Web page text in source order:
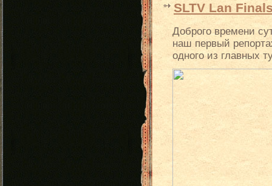
SLTV Lan
Доброго времени
наш первый
одного из главных